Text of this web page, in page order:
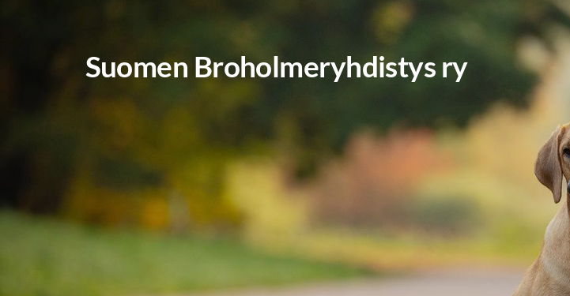
Suomen Broholmeryhdistys ry